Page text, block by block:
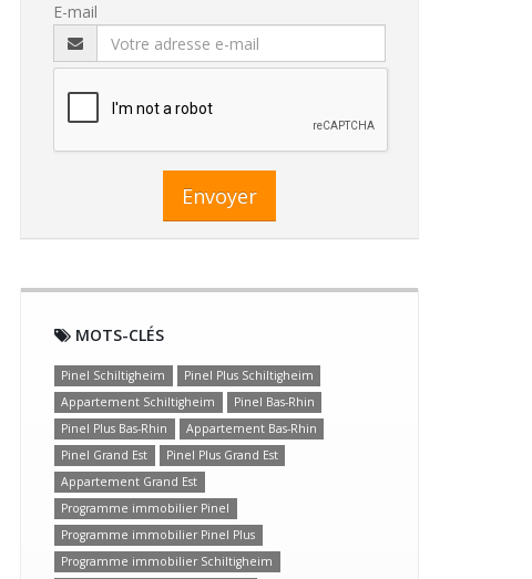
E-mail
Envoyer
MOTS-CLÉS
Pinel Schiltigheim
Pinel Plus Schiltigheim
Appartement Schiltigheim
Pinel Bas-Rhin
Pinel Plus Bas-Rhin
Appartement Bas-Rhin
Pinel Grand Est
Pinel Plus Grand Est
Appartement Grand Est
Programme immobilier Pinel
Programme immobilier Pinel Plus
Programme immobilier Schiltigheim